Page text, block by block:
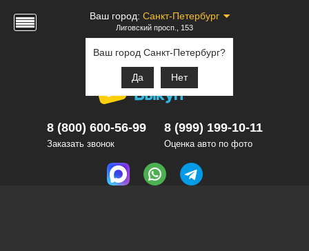
Ваш город: Санкт-Петербург
Ваш город Санкт-Петербург?
Да Нет
Лиговский просп., 153
8 (800) 600-56-99
Заказать звонок
8 (999) 199-10-11
Оценка авто по фото